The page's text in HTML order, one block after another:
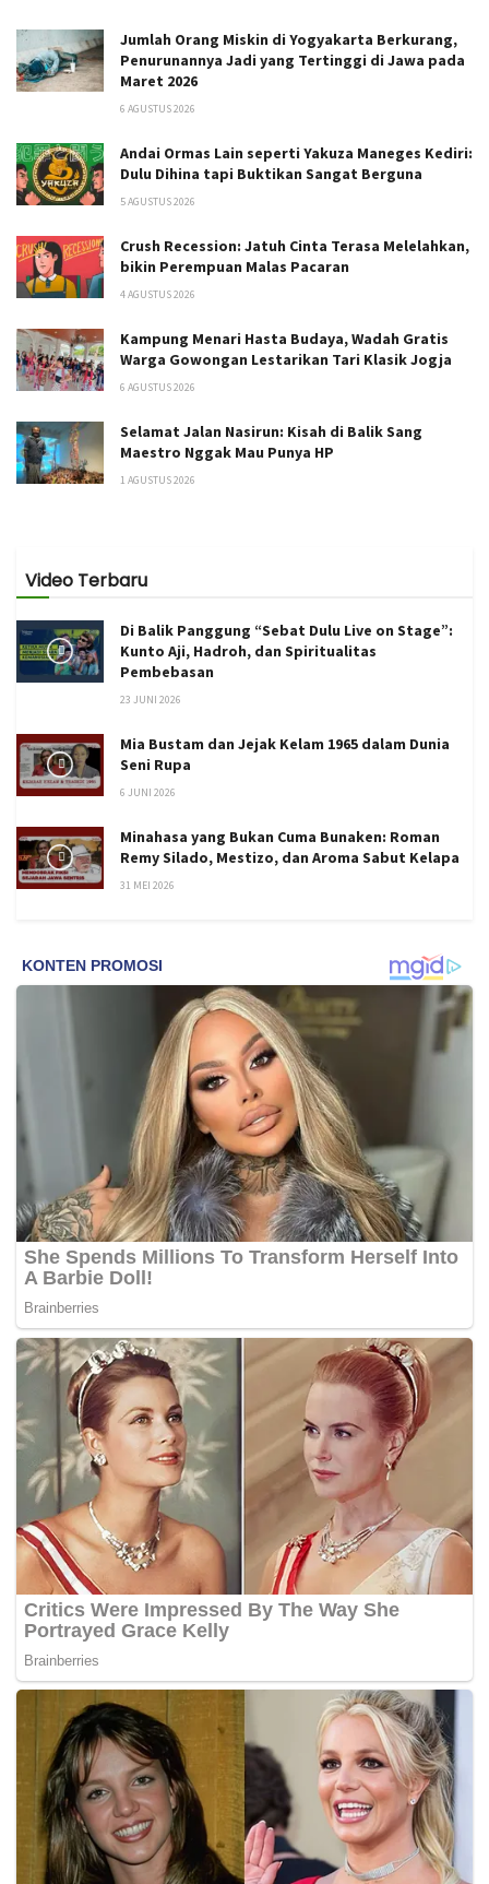
Jumlah Orang Miskin di Yogyakarta Berkurang,
Penurunannya Jadi yang Tertinggi di Jawa pada
Maret 2026
6 AGUSTUS 2026
Andai Ormas Lain seperti Yakuza Maneges Kediri:
Dulu Dihina tapi Buktikan Sangat Berguna
5 AGUSTUS 2026
Crush Recession: Jatuh Cinta Terasa Melelahkan,
bikin Perempuan Malas Pacaran
4 AGUSTUS 2026
Kampung Menari Hasta Budaya, Wadah Gratis
Warga Gowongan Lestarikan Tari Klasik Jogja
6 AGUSTUS 2026
Selamat Jalan Nasirun: Kisah di Balik Sang
Maestro Nggak Mau Punya HP
1 AGUSTUS 2026
Video Terbaru
Di Balik Panggung “Sebat Dulu Live on Stage”:
Kunto Aji, Hadroh, dan Spiritualitas
Pembebasan
23 JUNI 2026
Mia Bustam dan Jejak Kelam 1965 dalam Dunia
Seni Rupa
6 JUNI 2026
Minahasa yang Bukan Cuma Bunaken: Roman
Remy Silado, Mestizo, dan Aroma Sabut Kelapa
31 MEI 2026